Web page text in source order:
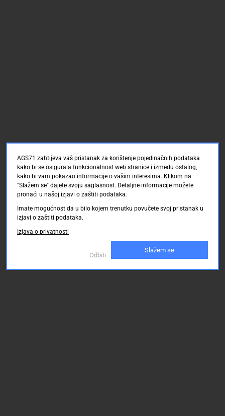
AGS71 zahtijeva vaš pristanak za korištenje pojedinačnih podataka
kako bi se osigurala funkcionalnost web stranice i između ostalog,
kako bi vam pokazao informacije o vašim interesima. Klikom na
"Slažem se" dajete svoju saglasnost. Detaljne informacije možete
pronaći u našoj izjavi o zaštiti podataka.
Imate mogućnost da u bilo kojem trenutku povučete svoj pristanak u
izjavi o zaštiti podataka.
Izjava o privatnosti
Odbiti
Slažem se